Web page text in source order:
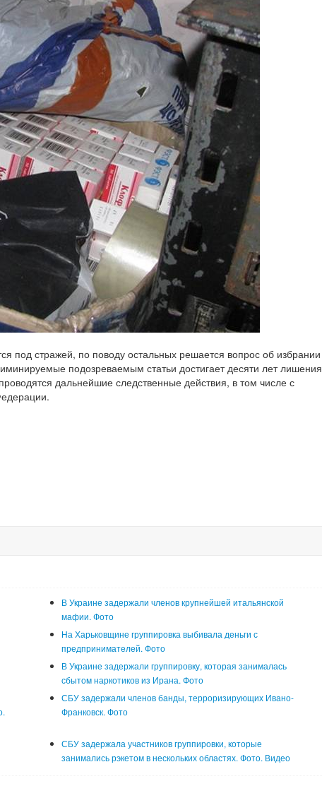
под стражей, по поводу остальных решается вопрос об избрании
подозреваемым статьи достигает десяти лет лишения
дальнейшие следственные действия, в том числе с
В Украине задержали членов крупнейшей итальянской
мафии. Фото
На Харьковщине группировка выбивала деньги с
предпринимателей. Фото
В Украине задержали группировку, которая занималась
сбытом наркотиков из Ирана. Фото
СБУ задержали членов банды, терроризирующих Ивано-
Франковск. Фото
СБУ задержала участников группировки, которые
занимались рэкетом в нескольких областях. Фото. Видео